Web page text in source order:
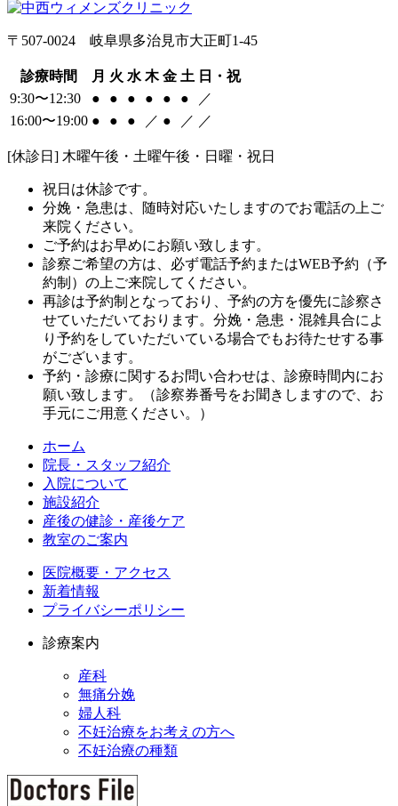
〒507-0024 岐阜県多治見市大正町1-45
診療時間 月 火 水 木 金 土 日・祝
9:30〜12:30
● ● ● ● ● ●
／
16:00〜19:00 ● ● ● ／ ● ／ ／
[休診日] 木曜午後・土曜午後・日曜・祝日
祝日は休診です。
分娩・急患は、随時対応いたしますのでお電話の上ご
来院ください。
ご予約はお早めにお願い致します。
診察ご希望の方は、必ず電話予約またはWEB予約（予
約制）の上ご来院してください。
再診は予約制となっており、予約の方を優先に診察さ
せていただいております。分娩・急患・混雑具合によ
り予約をしていただいている場合でもお待たせする事
がございます。
予約・診療に関するお問い合わせは、診療時間内にお
願い致します。（診察券番号をお聞きしますので、お
手元にご用意ください。）
ホーム
院長・スタッフ紹介
入院について
施設紹介
産後の健診・産後ケア
教室のご案内
医院概要・アクセス
新着情報
プライバシーポリシー
診療案内
産科
無痛分娩
婦人科
不妊治療をお考えの方へ
不妊治療の種類